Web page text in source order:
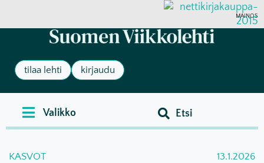
MAINOS
tilaa lehti kirjaudu
KASVOT 13.1.2026